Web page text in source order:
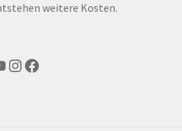
weitere Kosten.
Instagram
Facebook